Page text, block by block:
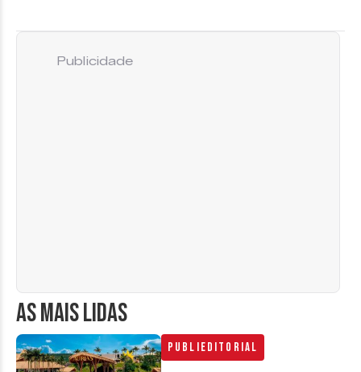
AS MAIS LIDAS
Publieditorial
Publicidade